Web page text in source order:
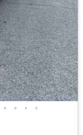
• • • •